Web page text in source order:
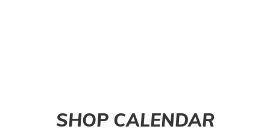
SHOP CALENDAR